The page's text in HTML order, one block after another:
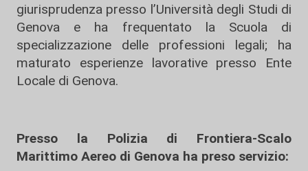
giurisprudenza presso l’Università degli Studi di
Genova e ha frequentato la Scuola di
specializzazione delle professioni legali; ha
maturato esperienze lavorative presso Ente
Locale di Genova.
Presso la Polizia di Frontiera-Scalo
Marittimo Aereo di Genova ha preso servizio: